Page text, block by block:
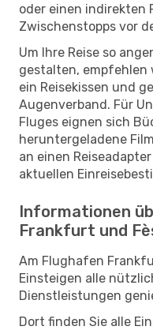
oder einen indirekten
Zwischenstopps vor
Um Ihre Reise so
gestalten, empfehlen
ein Reisekissen und
Augenverband. Für
Fluges eignen sich
heruntergeladene
an einen
aktuellen
Informationen
Frankfurt und
Am Flughafen
Einsteigen alle
Dienstleistungen
Dort finden Sie alle